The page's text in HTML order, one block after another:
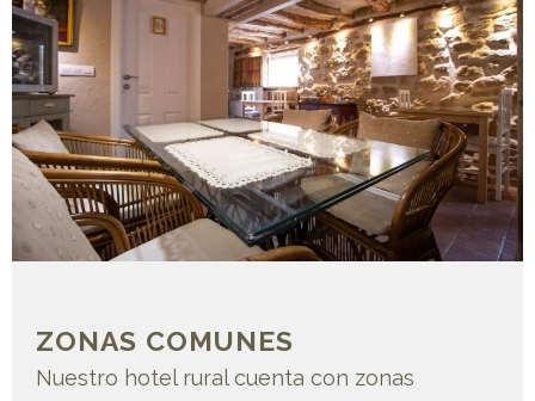
ZONAS COMUNES
Nuestro hotel rural cuenta con zonas